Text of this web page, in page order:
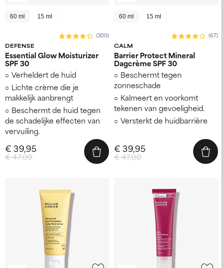
60 ml 15 ml
DEFENSE
(300)
Essential Glow Moisturizer
SPF 30
Verheldert de huid
Lichte crème die je
makkelijk aanbrengt
Beschermt de huid tegen
de schadelijke effecten van
vervuiling.
€ 47,00
€ 39,95
60 ml 15 ml
CALM
(67)
Barrier Protect Mineral
Dagcrème SPF 30
Beschermt tegen
zonneschade
Kalmeert en voorkomt
tekenen van gevoeligheid.
Versterkt de huidbarrière
€ 47,00
€ 39,95